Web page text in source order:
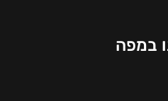
במפה